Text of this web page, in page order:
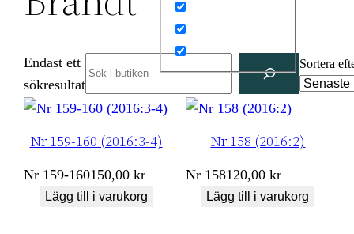
Endast ett
sökresultat
Sortera
Nr 159-160 (2016:3-4)
Nr 159-160150,00kr
Lägg till i varukorg
Nr 158 (2016:2)
Nr 158120,00kr
Lägg till i varukorg